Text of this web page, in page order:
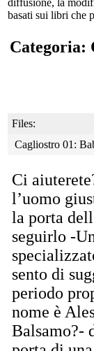
basati sui libri che
Categoria:
Files:
Cagliostro 01:
Ci
l’uomo
la porta
seguirlo -
sento di
periodo
nome è
Balsamo?-